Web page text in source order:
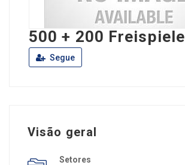
500 + 200 Freispiele
Segue
Visão geral
Setores